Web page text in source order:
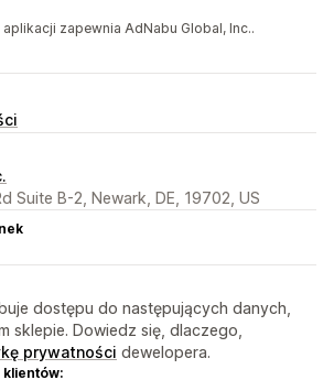
zapewnia AdNabu Global, Inc..
Suite B-2, Newark, DE, 19702, US
dostępu do następujących danych,
sklepie. Dowiedz się, dlaczego,
prywatności dewelopera.
klientów: